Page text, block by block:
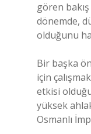
gören
dönemde,
olduğunu
Bir başka
için
etkisi
yüksek
Osmanlı